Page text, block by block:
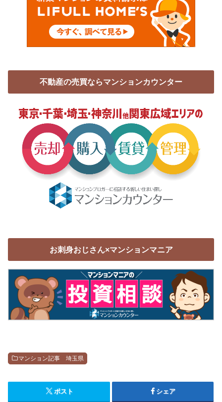
不動産の売買ならマンションカウンター
お刺身おじさん×マンションマニア
マンション記事 埼玉県
ポスト シェア